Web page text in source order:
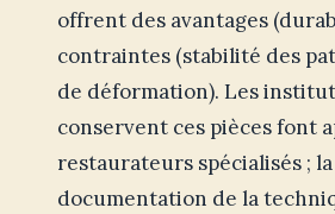
offrent des avantages
contraintes (stabilité des
de déformation). Les
conservent ces pièces font
restaurateurs spécialisés ; la
documentation de la